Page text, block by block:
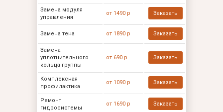
Замена модуля
управления
от 1490 р Заказать
Замена тена от 1890 р Заказать
Замена
уплотнительного
кольца группы
от 690 р Заказать
Комплексная
профилактика
от 1090 р Заказать
Ремонт
гидросистемы
от 1690 р Заказать